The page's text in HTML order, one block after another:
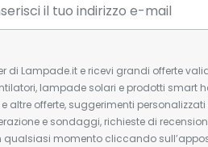
di Lampade.it e ricevi grandi offerte
lampade solari e prodotti smart
altre offerte, suggerimenti
e sondaggi, richieste di
momento cliccando